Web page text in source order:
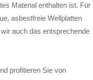
Material enthalten ist. Für
asbestfreie Wellplatten
auch das entsprechende
profitieren Sie von